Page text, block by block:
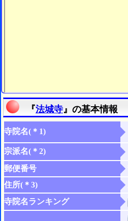
『法城寺』の基本情報
寺院名(＊1)
宗派名(＊2)
郵便番号
住所(＊3)
寺院名ランキング